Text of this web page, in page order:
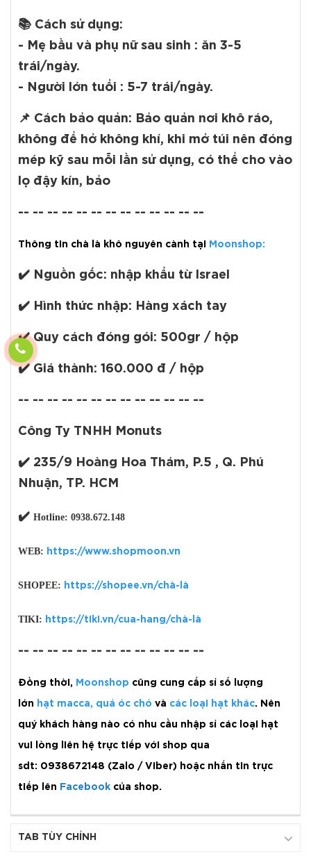
📚 Cách sử dụng:
- Mẹ bầu và phụ nữ sau sinh : ăn 3-5
trái/ngày.
- Người lớn tuổi : 5-7 trái/ngày.
📌 Cách bảo quản: Bảo quản nơi khô ráo,
không để hở không khí, khi mở túi nên đóng
mép kỹ sau mỗi lần sử dụng, có thể cho vào
lọ đậy kín, bảo
-- -- -- -- -- -- -- -- -- -- -- -- --
Thông tin chà là khô nguyên cành tại Moonshop:
✔️ Nguồn gốc: nhập khẩu từ Israel
✔️ Hình thức nhập: Hàng xách tay
✔️Quy cách đóng gói: 500gr / hộp
✔️ Giá thành: 160.000 đ / hộp
-- -- -- -- -- -- -- -- -- -- -- -- --
Công Ty TNHH Monuts
✔️ 235/9 Hoàng Hoa Thám, P.5 , Q. Phú
Nhuận, TP. HCM
✔️ Hotline: 0938.672.148
WEB: https://www.shopmoon.vn
SHOPEE: https://shopee.vn/chà-là
TIKI: https://tiki.vn/cua-hang/chà-là
-- -- -- -- -- -- -- -- -- -- -- -- --
Đồng thời, Moonshop cũng cung cấp sỉ số lượng
lớn hạt macca, quả óc chó và các loại hạt khác. Nên
quý khách hàng nào có nhu cầu nhập sỉ các loại hạt
vui lòng liên hệ trực tiếp với shop qua
sdt: 0938672148 (Zalo / Viber) hoặc nhắn tin trực
tiếp lên Facebook của shop.
TAB TÙY CHỈNH